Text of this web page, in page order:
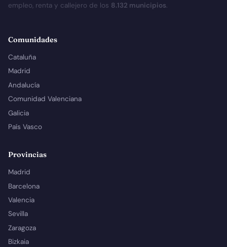
empleo, renta y callejero de los 8.132 municipios.
Comunidades
Cataluña
Madrid
Andalucía
Comunidad Valenciana
Galicia
País Vasco
Provincias
Madrid
Barcelona
Valencia
Sevilla
Zaragoza
Bizkaia